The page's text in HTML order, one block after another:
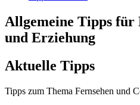
Allgemeine Tipps für
und Erziehung
Aktuelle Tipps
Tipps zum Thema Fernsehen und